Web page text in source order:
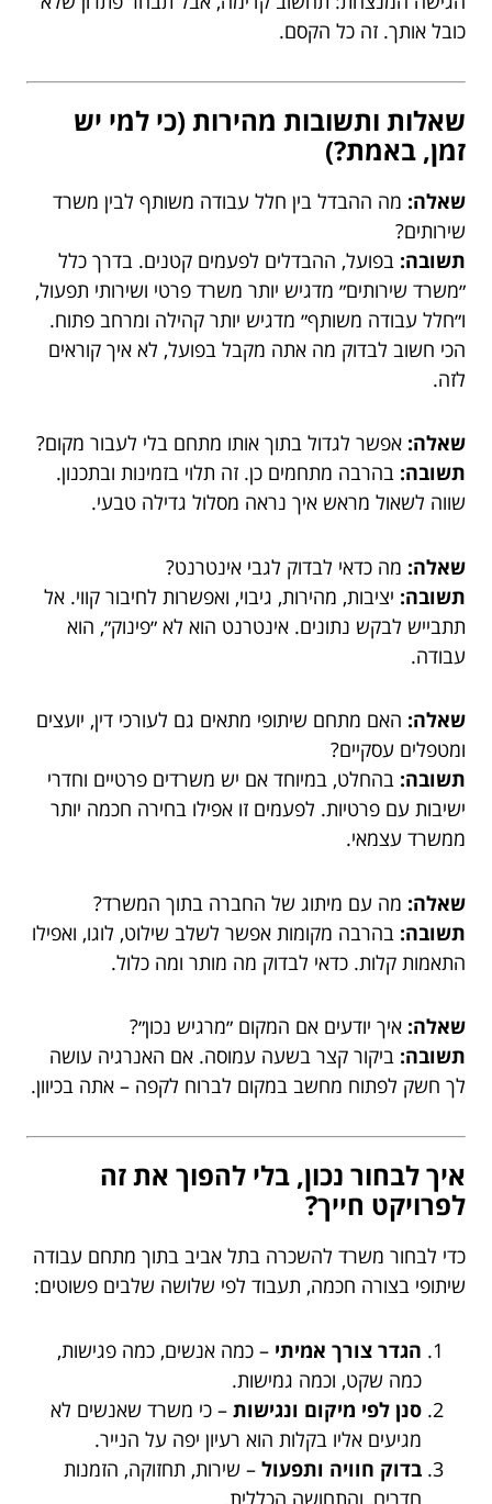
כובל אותך. זה כל הקסם.
שאלות ותשובות מהירות (כי למי יש
זמן, באמת?)
שאלה: מה ההבדל בין חלל עבודה משותף לבין משרד
שירותים?
תשובה: בפועל, ההבדלים לפעמים קטנים. בדרך כלל
״משרד שירותים״ מדגיש יותר משרד פרטי ושירותי תפעול,
ו״חלל עבודה משותף״ מדגיש יותר קהילה ומרחב פתוח.
הכי חשוב לבדוק מה אתה מקבל בפועל, לא איך קוראים
לזה.
שאלה: אפשר לגדול בתוך אותו מתחם בלי לעבור מקום?
תשובה: בהרבה מתחמים כן. זה תלוי בזמינות ובתכנון.
שווה לשאול מראש איך נראה מסלול גדילה טבעי.
שאלה: מה כדאי לבדוק לגבי אינטרנט?
תשובה: יציבות, מהירות, גיבוי, ואפשרות לחיבור קווי. אל
תתבייש לבקש נתונים. אינטרנט הוא לא ״פינוק״, הוא
עבודה.
שאלה: האם מתחם שיתופי מתאים גם לעורכי דין, יועצים
ומטפלים עסקיים?
תשובה: בהחלט, במיוחד אם יש משרדים פרטיים וחדרי
ישיבות עם פרטיות. לפעמים זו אפילו בחירה חכמה יותר
ממשרד עצמאי.
שאלה: מה עם מיתוג של החברה בתוך המשרד?
תשובה: בהרבה מקומות אפשר לשלב שילוט, לוגו, ואפילו
התאמות קלות. כדאי לבדוק מה מותר ומה כלול.
שאלה: איך יודעים אם המקום ״מרגיש נכון״?
תשובה: ביקור קצר בשעה עמוסה. אם האנרגיה עושה
לך חשק לפתוח מחשב במקום לברוח לקפה – אתה בכיוון.
איך לבחור נכון, בלי להפוך את זה
לפרויקט חייך?
כדי לבחור משרד להשכרה בתל אביב בתוך מתחם עבודה
שיתופי בצורה חכמה, תעבוד לפי שלושה שלבים פשוטים:
הגדר צורך אמיתי – כמה אנשים, כמה פגישות,
כמה שקט, וכמה גמישות.
סנן לפי מיקום ונגישות – כי משרד שאנשים לא
מגיעים אליו בקלות הוא רעיון יפה על הנייר.
בדוק חוויה ותפעול – שירות, תחזוקה, הזמנות
חדרים, והתחושה הכללית.